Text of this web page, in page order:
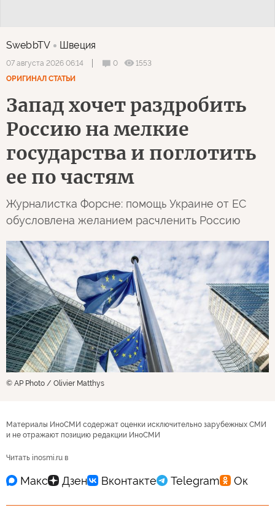
SwebbTV Швеция
07 августа 2026 06:14 0
1553
ОРИГИНАЛ СТАТЬИ
Запад хочет раздробить
Россию на мелкие
государства и поглотить
ее по частям
Журналистка Форсне: помощь Украине от ЕС
обусловлена желанием расчленить Россию
© AP Photo / Olivier Matthys
Материалы ИноСМИ содержат оценки исключительно зарубежных СМИ
и не отражают позицию редакции ИноСМИ
Читать inosmi.ru в